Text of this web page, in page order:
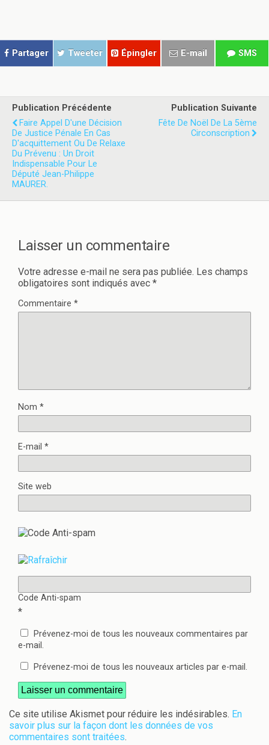
e
r
s
u
i
t
t
e
r
(
o
u
v
r
e
d
a
n
n
o
u
e
l
l
f
e
n
e
r
s
u
c
e
b
o
o
k
(
o
u
v
r
a
n
o
v
e
l
e
f
e
Partager Tweeter Épingler E-mail SMS
Publication Précédente
Faire Appel D'une Décision
De Justice Pénale En Cas
D'acquittement Ou De Relaxe
Du Prévenu : Un Droit
Indispensable Pour Le
Député Jean-Philippe
MAURER.
Publication Suivante
Fête De Noël De La 5ème
Circonscription
Laisser un commentaire
Votre adresse e-mail ne sera pas publiée. Les champs
obligatoires sont indiqués avec *
Commentaire *
Nom *
E-mail *
Site web
Code Anti-spam
*
Prévenez-moi de tous les nouveaux commentaires par
e-mail.
Prévenez-moi de tous les nouveaux articles par e-mail.
Ce site utilise Akismet pour réduire les indésirables. En
savoir plus sur la façon dont les données de vos
commentaires sont traitées.